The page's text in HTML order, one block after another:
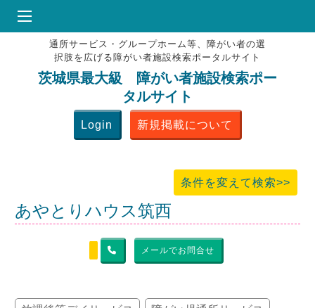
HOME
♥お気にりブックマーク
掲載会員MENU
よくある質問
通所サービス・グループホーム等、障がい者の選
択肢を広げる障がい者施設検索ポータルサイト
茨城県最大級 障がい者施設検索ポー
タルサイト
Login 新規掲載について
条件を変えて検索>>
あやとりハウス筑西
メールでお問合せ